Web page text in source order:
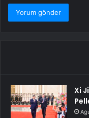
Xi